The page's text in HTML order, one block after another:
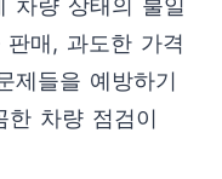
차량 상태의 불일
매, 과도한 가격
제들을 예방하기
한 차량 점검이